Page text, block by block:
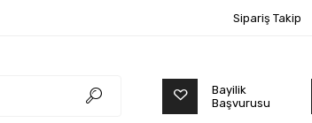
Sipariş Takip
Bayilik
Başvurusu